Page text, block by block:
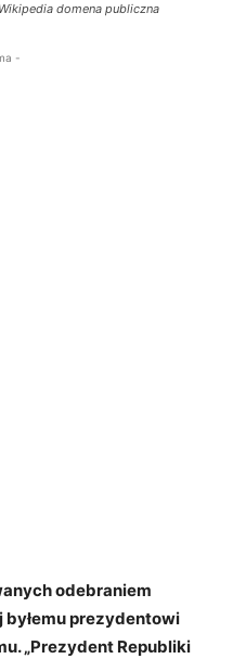
domena publiczna
-
odebraniem
prezydentowi
„Prezydent Republiki